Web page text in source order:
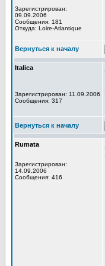
Зарегистрирован:
09.09.2006
Сообщения: 181
Откуда: Loire-Atlantique
Вернуться к началу
Italica
Зарегистрирован: 11.09.2006
Сообщения: 317
Вернуться к началу
Rumata
Зарегистрирован:
14.09.2006
Сообщения: 416